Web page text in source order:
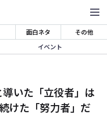
面白ネタ
その他
イベント
いた「立役者」は
けた「努力者」だ